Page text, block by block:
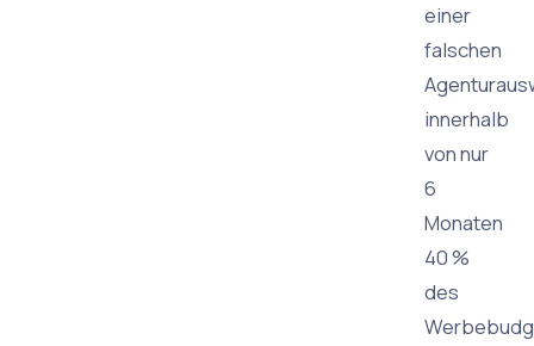
einer
falschen
innerhalb
von nur
6
Monaten
40 %
des